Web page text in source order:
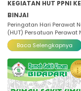
KEGIATAN HUT PPNI
BINJAI
Peringatan Hari Perawat
(HUT) Persatuan Perawat
Baca Selengkapnya